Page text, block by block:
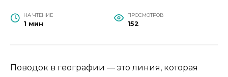
НА ЧТЕНИЕ
1 мин
ПРОСМОТРОВ
152
Поводок в географии — это линия, которая